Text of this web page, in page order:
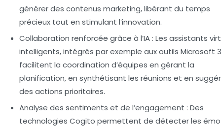
générer des contenus marketing, libérant du temps
précieux tout en stimulant l’innovation.
Collaboration renforcée grâce à l’IA: Les assistants
intelligents, intégrés par exemple aux outils Microsoft
facilitent la coordination d’équipes en gérant la
planification, en synthétisant les réunions et en
des actions prioritaires.
Analyse des sentiments et de l’engagement : Des
technologies Cogito permettent de détecter les